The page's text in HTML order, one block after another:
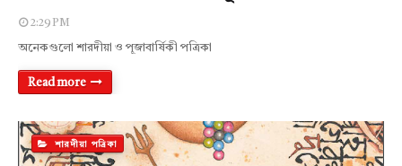
2:29 PM
অনেকগুলো শারদীয়া ও পূজাবার্ষিকী পত্রিকা
Read more
শারদীয়া পত্রিকা